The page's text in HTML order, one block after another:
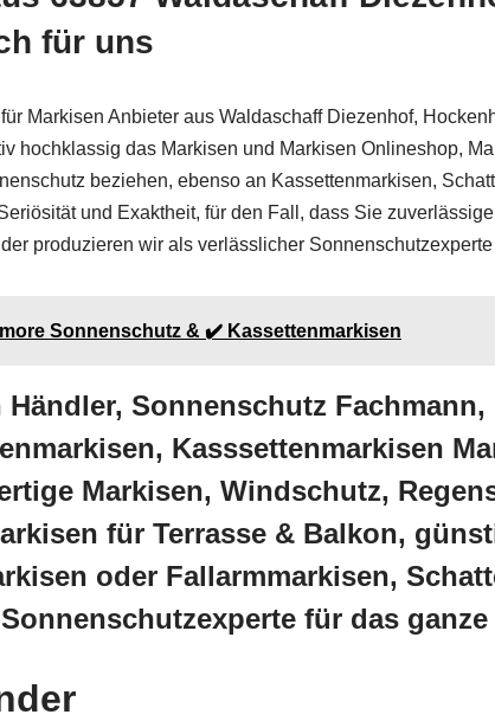
für uns
Markisen Anbieter aus Waldaschaff Diezenhof,
hochklassig das Markisen und Markisen Onlineshop,
beziehen, ebenso an Kassettenmarkisen,
und Exaktheit, für den Fall, dass Sie
produzieren wir als verlässlicher
Sonnenschutz & ✔️ Kassettenmarkisen
Sonnenschutz
Kasssettenmarkisen
Markisen, Windschutz,
für Terrasse & Balkon,
oder Fallarmmarkisen,
für das